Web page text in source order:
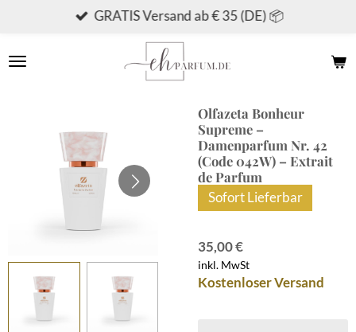
springen
GRATIS Versand ab € 35 (DE) 📦
Olfazeta Bonheur
Supreme –
Damenparfum Nr. 42
(Code 042W) – Extrait
de Parfum
Sofort Lieferbar
35,00 €
inkl. MwSt
Kostenloser Versand